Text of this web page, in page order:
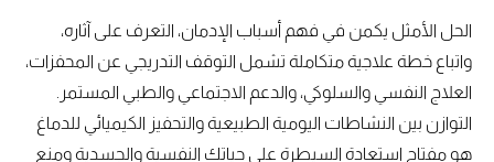
الحل الأمثل يكمن في فهم أسباب الإدمان، التعرف على آثاره،
واتباع خطة علاجية متكاملة تشمل التوقف التدريجي عن المحفزات،
العلاج النفسي والسلوكي، والدعم الاجتماعي والطبي المستمر.
التوازن بين النشاطات اليومية الطبيعية والتحفيز الكيميائي للدماغ
هو مفتاح استعادة السيطرة على حياتك النفسية والجسدية ومنع